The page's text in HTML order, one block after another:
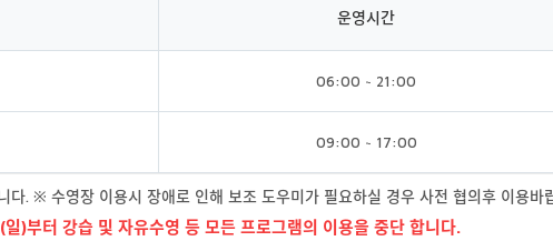
운영시간
06:00 ~ 21:00
09:00 ~ 17:00
. ※ 수영장 이용시 장애로 인해 보조 도우미가 필요하실 경우 사전 협의후 이용바
)부터 강습 및 자유수영 등 모든 프로그램의 이용을 중단 합니다.